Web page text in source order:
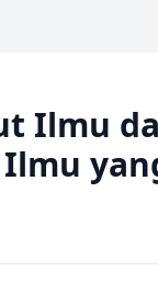
Ilmu